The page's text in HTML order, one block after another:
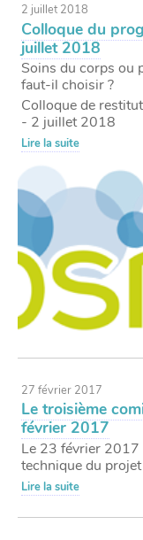
2 juillet 2018
Colloque du
juillet 2018
Soins du corps ou
faut-il choisir ?
Colloque de
- 2 juillet 2018
Lire la suite
27 février 2017
Le troisième
février 2017
Le 23 février 2017
technique du projet
Lire la suite